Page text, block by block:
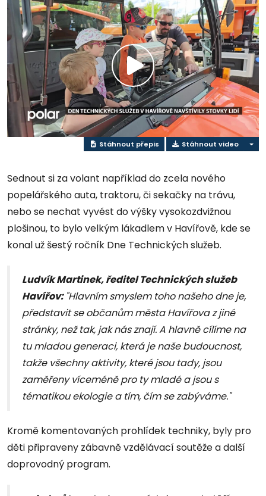
Přehrát
video
Stáhnout přepis Stáhnout video
Sednout si za volant například do zcela nového
popelářského auta, traktoru, či sekačky na trávu,
nebo se nechat vyvést do výšky vysokozdvižnou
plošinou, to bylo velkým lákadlem v Havířově, kde se
konal už šestý ročník Dne Technických služeb.
Ludvík Martinek, ředitel Technických služeb
Havířov: "Hlavním smyslem toho našeho dne je,
představit se občanům města Havířova z jiné
stránky, než tak, jak nás znají. A hlavně cílíme na
tu mladou generaci, která je naše budoucnost,
takže všechny aktivity, které jsou tady, jsou
zaměřeny víceméně pro ty mladé a jsou s
tématikou ekologie a tím, čím se zabýváme."
Kromě komentovaných prohlídek techniky, byly pro
děti připraveny zábavně vzdělávací soutěže a další
doprovodný program.